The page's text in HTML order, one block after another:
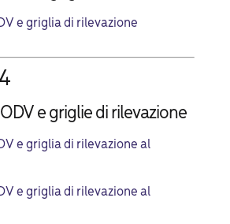
e griglia di rilevazione
e griglie di rilevazione
e griglia di rilevazione al
e griglia di rilevazione al